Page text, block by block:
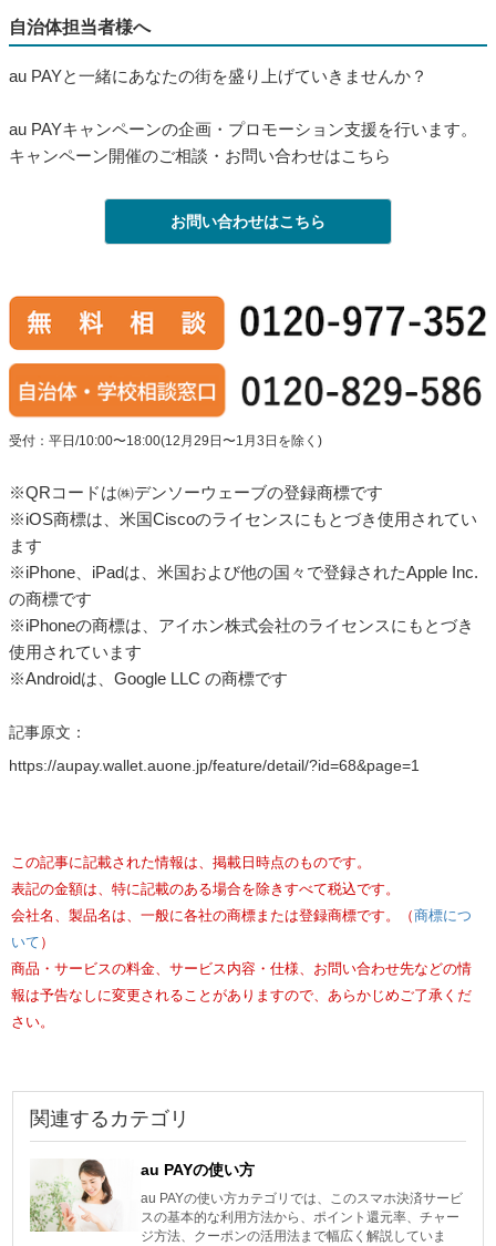
自治体担当者様へ
au PAYと一緒にあなたの街を盛り上げていきませんか？
au PAYキャンペーンの企画・プロモーション支援を行います。
キャンペーン開催のご相談・お問い合わせはこちら
お問い合わせはこちら
受付：平日/10:00〜18:00(12月29日〜1月3日を除く)
※QRコードは㈱デンソーウェーブの登録商標です
※iOS商標は、米国Ciscoのライセンスにもとづき使用されてい
ます
※iPhone、iPadは、米国および他の国々で登録されたApple Inc.
の商標です
※iPhoneの商標は、アイホン株式会社のライセンスにもとづき
使用されています
※Androidは、Google LLC の商標です
記事原文：
https://aupay.wallet.auone.jp/feature/detail/?id=68&page=1
この記事に記載された情報は、掲載日時点のものです。
表記の金額は、特に記載のある場合を除きすべて税込です。
会社名、製品名は、一般に各社の商標または登録商標です。（商標につ
いて ）
商品・サービスの料金、サービス内容・仕様、お問い合わせ先などの情
報は予告なしに変更されることがありますので、あらかじめご了承くだ
さい。
関連するカテゴリ
au PAYの使い方
au PAYの使い方カテゴリでは、このスマホ決済サービ
スの基本的な利用方法から、ポイント還元率、チャー
ジ方法、クーポンの活用法まで幅広く解説していま